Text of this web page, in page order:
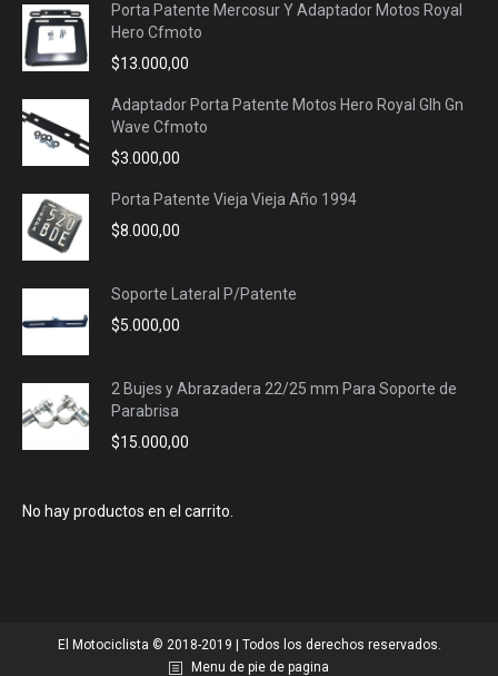
Porta Patente Mercosur Y Adaptador Motos Royal
Hero Cfmoto
$13.000,00
Adaptador Porta Patente Motos Hero Royal Glh Gn
Wave Cfmoto
$3.000,00
Porta Patente Vieja Vieja Año 1994
$8.000,00
Soporte Lateral P/Patente
$5.000,00
2 Bujes y Abrazadera 22/25 mm Para Soporte de
Parabrisa
$15.000,00
No hay productos en el carrito.
El Motociclista © 2018-2019 | Todos los derechos reservados.
Menu de pie de pagina